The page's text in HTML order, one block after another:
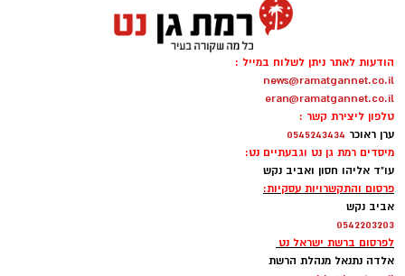
קריניצי-נחלת יוסף ברמת גן מקבל שותפה חדשה:
חברת אב-גד החזקות דיווחה כי חברת אמריקה
בו, בתמורה לכ-21 מיליון שקל.
במסגרת העסקה תשיב אמריקה ישראל לאב-גד גם
מחצית מההוצאות המאושרות שהושקעו בפרויקט
עד למועד השלמת העסקה. אב-גד תמשיך להחזיק
ישראל.
עוד נמסר כי אב-גד תמשיך ליהנות מחלקה ברווחי
הודעות לאתר ניתן לשלוח במייל :
news@ramatgannet.co.il
eran@ramatgannet.co.il
טלפון ליצירת קשר :
ערן ראוכר 0545243434
מיסדים רמת גן נט וגבעתיים נט:
עו"ד אליהו חסון ואביב נקש
פרסום והתקשרויות עסקיות:
אביב נקש
0542203203
לפרסום ברשת ישראל נט
אלדה נתנאל מנהלת הרשת